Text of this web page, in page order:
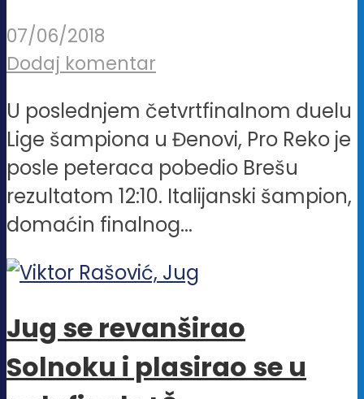
07/06/2018
Dodaj komentar
U poslednjem četvrtfinalnom duelu
Lige šampiona u Đenovi, Pro Reko je
posle peteraca pobedio Brešu
rezultatom 12:10. Italijanski šampion,
domaćin finalnog...
Jug se revanširao
Solnoku i plasirao se u